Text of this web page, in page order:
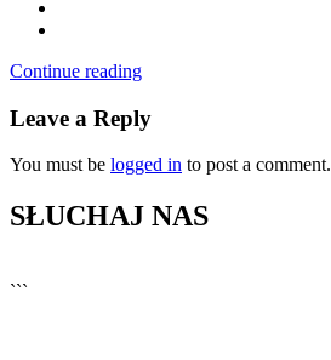
Continue reading
Leave a Reply
You must be logged in to post a comment.
SŁUCHAJ NAS
```